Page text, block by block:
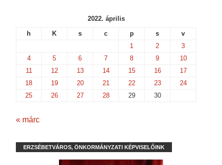
2022. április
h
K s c p s
v
1
2
3
4
5 6 7 8 9
10
11
12 13 14 15 16
17
18
19 20 21 22 23
24
25
26 27 28 29 30
« márc
ERZSÉBETVÁROS, ÖNKORMÁNYZATI KÉPVISELŐINK